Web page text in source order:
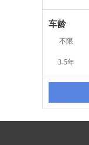
车龄
不限
3-5年